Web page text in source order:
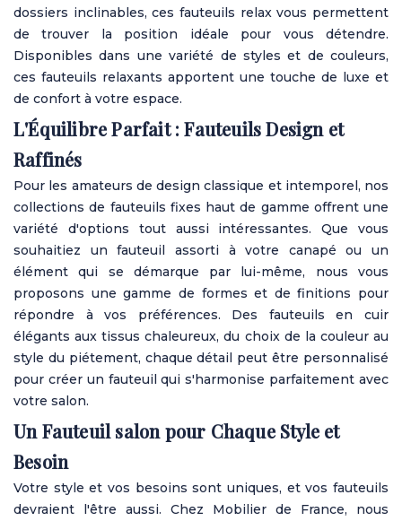
dossiers inclinables, ces fauteuils relax vous permettent
de trouver la position idéale pour vous détendre.
Disponibles dans une variété de styles et de couleurs,
ces fauteuils relaxants apportent une touche de luxe et
de confort à votre espace.
L'Équilibre Parfait : Fauteuils Design et
Raffinés
Pour les amateurs de design classique et intemporel, nos
collections de fauteuils fixes haut de gamme offrent une
variété d'options tout aussi intéressantes. Que vous
souhaitiez un fauteuil assorti à votre canapé ou un
élément qui se démarque par lui-même, nous vous
proposons une gamme de formes et de finitions pour
répondre à vos préférences. Des fauteuils en cuir
élégants aux tissus chaleureux, du choix de la couleur au
style du piétement, chaque détail peut être personnalisé
pour créer un fauteuil qui s'harmonise parfaitement avec
votre salon.
Un Fauteuil salon pour Chaque Style et
Besoin
Votre style et vos besoins sont uniques, et vos fauteuils
devraient l'être aussi. Chez Mobilier de France, nous